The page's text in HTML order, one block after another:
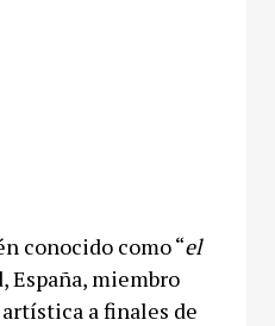
conocido como “el
España, miembro
a finales de